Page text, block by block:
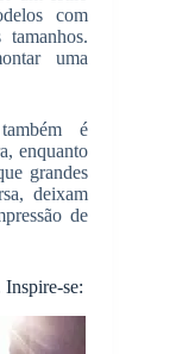
com
uma
é
enquanto
grandes
deixam
de
se: